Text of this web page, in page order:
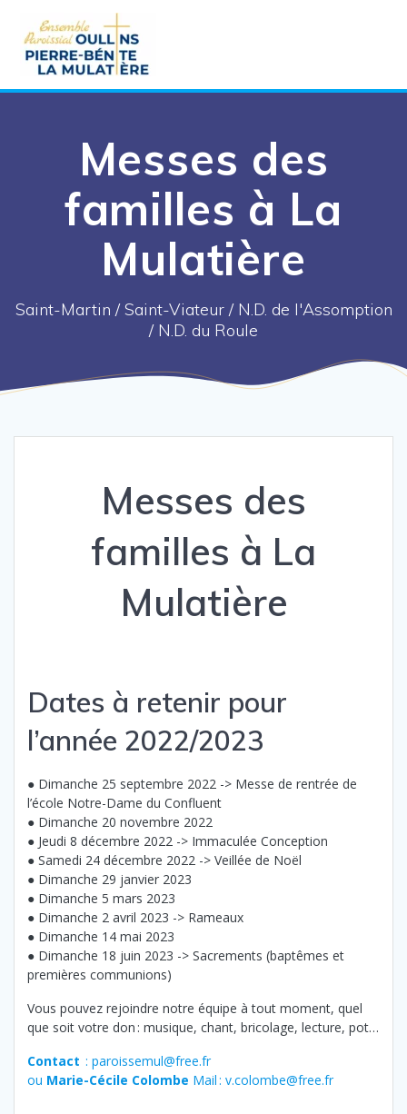
Messes des
familles à La
Mulatière
Saint-Martin / Saint-Viateur / N.D. de l'Assomption
/ N.D. du Roule
Messes des
familles à La
Mulatière
Dates à retenir pour
l’année 2022/2023
● Dimanche 25 septembre 2022 -> Messe de rentrée de
l’école Notre-Dame du Confluent
● Dimanche 20 novembre 2022
● Jeudi 8 décembre 2022 -> Immaculée Conception
● Samedi 24 décembre 2022 -> Veillée de Noël
● Dimanche 29 janvier 2023
● Dimanche 5 mars 2023
● Dimanche 2 avril 2023 -> Rameaux
● Dimanche 14 mai 2023
● Dimanche 18 juin 2023 -> Sacrements (baptêmes et
premières communions)
Vous pouvez rejoindre notre équipe à tout moment, quel
que soit votre don : musique, chant, bricolage, lecture, pot…
Contact : paroissemul@free.fr
ou Marie-Cécile Colombe Mail : v.colombe@free.fr